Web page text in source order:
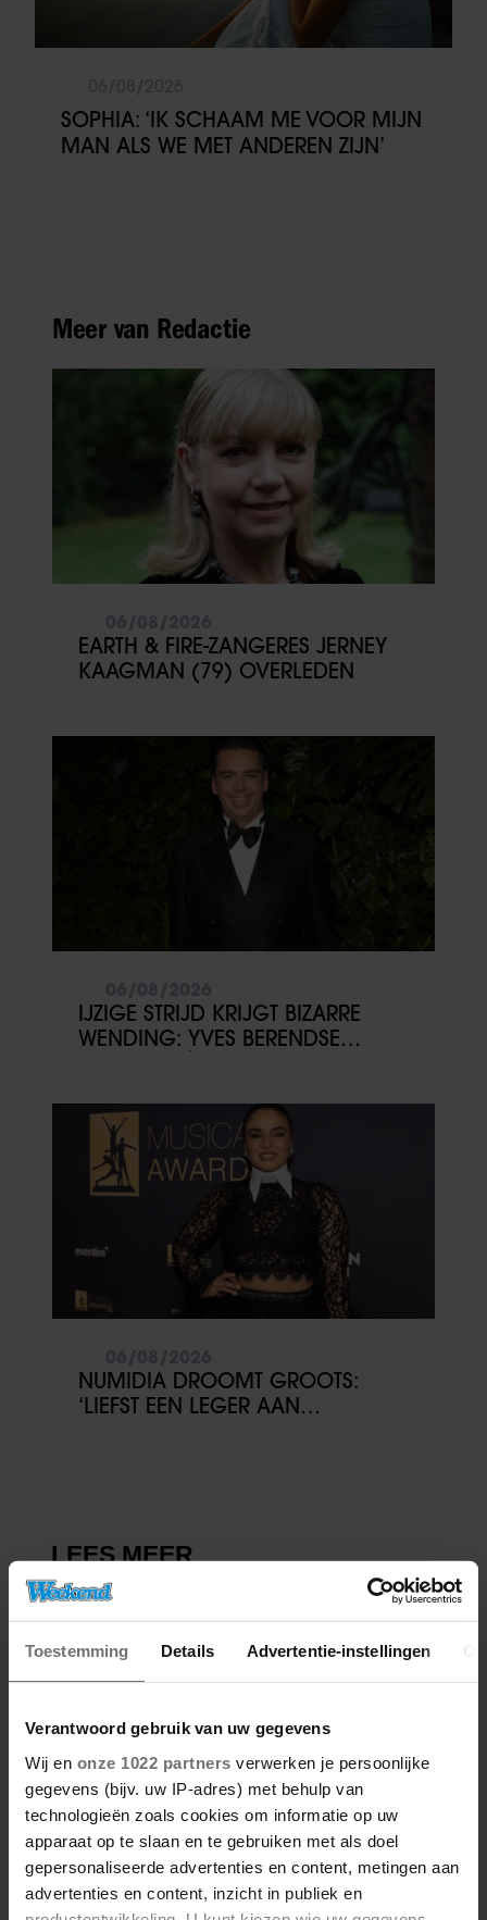
Toestemming Details Advertentie-instellingen
Verantwoord gebruik van uw gegevens
Wij en onze 1022 partners verwerken je persoonlijke
gegevens (bijv. uw IP-adres) met behulp van
technologieën zoals cookies om informatie op uw
apparaat op te slaan en te gebruiken met als doel
gepersonaliseerde advertenties en content, metingen aan
advertenties en content, inzicht in publiek en
SOPHIA: ‘IK SCHAAM ME VOOR MIJN
MAN ALS WE MET ANDEREN ZIJN’
Meer van Redactie
EARTH & FIRE-ZANGERES JERNEY
KAAGMAN (79) OVERLEDEN
IJZIGE STRIJD KRIJGT BIZARRE
WENDING: YVES BERENDSE
NUMIDIA DROOMT GROOTS:
‘LIEFST EEN LEGER AAN